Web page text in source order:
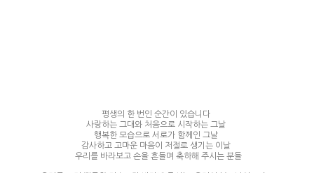
평생의 한 번인 순간이 있습니다
사랑하는 그대와 처음으로 시작하는 그날
행복한 모습으로 서로가 함께인 그날
감사하고 고마운 마음이 저절로 생기는 이날
​ 우리를 바라보고 손을 흔들며 축하해 주시는 분들